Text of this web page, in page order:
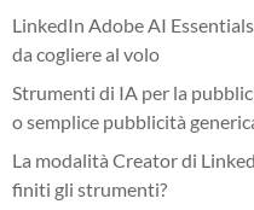
LinkedIn Adobe AI
da cogliere al volo
Strumenti di IA per la
o semplice pubblicità
La modalità Creator di
finiti gli strumenti?